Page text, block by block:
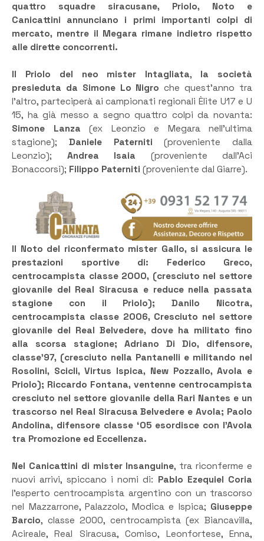
quattro squadre siracusane, Priolo, Noto e
Canicattini annunciano i primi importanti colpi di
mercato, mentre il Megara rimane indietro rispetto
alle dirette concorrenti.
Il Priolo del neo mister Intagliata, la società
presieduta da Simone Lo Nigro che quest’anno tra
l’altro, parteciperà ai campionati regionali Èlite U17 e U
15, ha già messo a segno quattro colpi da novanta:
Simone Lanza (ex Leonzio e Megara nell’ultima
stagione); Daniele Paterniti (proveniente dalla
Leonzio); Andrea Isaia (proveniente dall’Aci
Bonaccorsi); Filippo Paterniti (proveniente dal Giarre).
Il Noto del riconfermato mister Gallo, si assicura le
prestazioni sportive di: Federico Greco,
centrocampista classe 2000, (cresciuto nel settore
giovanile del Real Siracusa e reduce nella passata
stagione con il Priolo); Danilo Nicotra,
centrocampista classe 2006, Cresciuto nel settore
giovanile del Real Belvedere, dove ha militato fino
alla scorsa stagione; Adriano Di Dio, difensore,
classe’97, (cresciuto nella Pantanelli e militando nel
Rosolini, Scicli, Virtus Ispica, New Pozzallo, Avola e
Priolo); Riccardo Fontana, ventenne centrocampista
cresciuto nel settore giovanile della Rari Nantes e un
trascorso nel Real Siracusa Belvedere e Avola; Paolo
Andolina, difensore classe ‘05 esordisce con l’Avola
tra Promozione ed Eccellenza.
Nel Canicattini di mister Insanguine, tra riconferme e
nuovi arrivi, spiccano i nomi di: Pablo Ezequiel Coria
l’esperto centrocampista argentino con un trascorso
nel Mazzarrone, Palazzolo, Modica e Ispica; Giuseppe
Barcio, classe 2000, centrocampista (ex Biancavilla,
Acireale, Real Siracusa, Comiso, Leonfortese, Enna,